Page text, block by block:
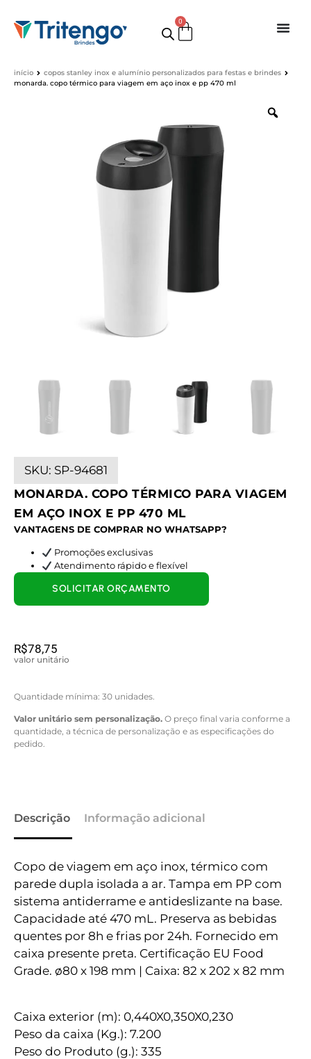
0
início
copos stanley inox e alumínio personalizados para festas e brindes
monarda. copo térmico para viagem em aço inox e pp 470 ml
SKU: SP-94681
MONARDA. COPO TÉRMICO PARA VIAGEM
EM AÇO INOX E PP 470 ML
VANTAGENS DE COMPRAR NO WHATSAPP?
Promoções exclusivas
Atendimento rápido e flexível
R$78,75
valor unitário
Quantidade mínima: 30 unidades.
Valor unitário sem personalização. O preço final varia conforme a
quantidade, a técnica de personalização e as especificações do
pedido.
SOLICITAR ORÇAMENTO
Descrição Informação adicional
Copo de viagem em aço inox, térmico com
parede dupla isolada a ar. Tampa em PP com
sistema antiderrame e antideslizante na base.
Capacidade até 470 mL. Preserva as bebidas
quentes por 8h e frias por 24h. Fornecido em
caixa presente preta. Certificação EU Food
Grade. ø80 x 198 mm | Caixa: 82 x 202 x 82 mm
Caixa exterior (m): 0,440X0,350X0,230
Peso da caixa (Kg.): 7.200
Peso do Produto (g.): 335